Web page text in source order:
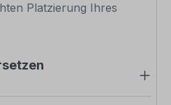
Platzierung Ihres